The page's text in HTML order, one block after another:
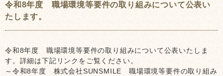
令和8年度 職場環境等要件の取り組みについて公表い
たします。
令和8年度 職場環境等要件の取り組みについて公表いたしま
す。詳細は下記リンクをご覧ください。
～令和8年度 株式会社SUNSMILE 職場環境等要件の取り組み